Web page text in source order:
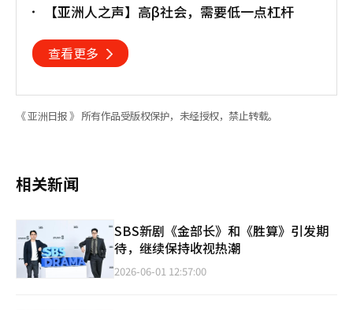
【亚洲人之声】高β社会，需要低一点杠杆
查看更多
《 亚洲日报 》 所有作品受版权保护，未经授权，禁止转载。
相关新闻
SBS新剧《金部长》和《胜算》引发期
待，继续保持收视热潮
2026-06-01 12:57:00